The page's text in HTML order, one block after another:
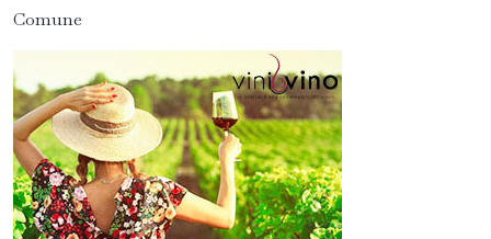
Comune